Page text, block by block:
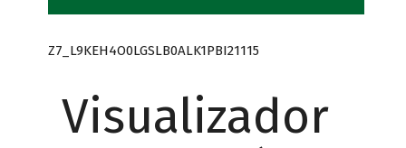
Z7_L9KEH4O0LGSLB0ALK1PBI21115
Visualizador